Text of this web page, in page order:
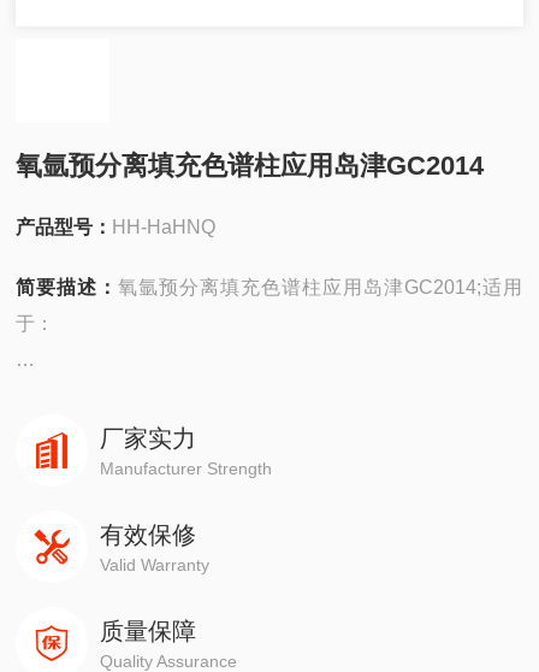
氧氩预分离填充色谱柱应用岛津GC2014
产品型号： HH-HaHNQ
简要描述：氧氩预分离填充色谱柱应用岛津GC2014;适用
于：
4890,5890,6890,7820,7890,8860,8890
赛默飞1310,1300,1610,1600
瓦里安3800系列
厂家实力
Manufacturer Strength
有效保修
Valid Warranty
质量保障
Quality Assurance